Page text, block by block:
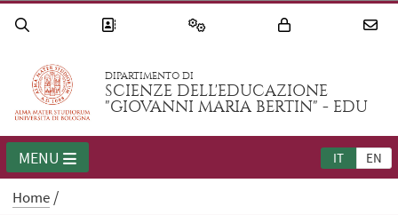
DIPARTIMENTO DI
SCIENZE DELL'EDUCAZIONE
"GIOVANNI MARIA BERTIN" - EDU
IT EN
MENU
Home